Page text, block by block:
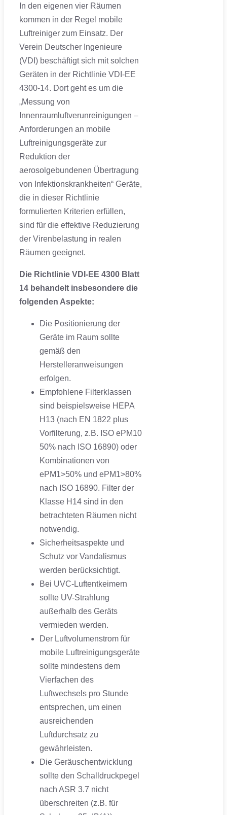
In den eigenen vier Räumen
kommen in der Regel mobile
Luftreiniger zum Einsatz. Der
Verein Deutscher Ingenieure
(VDI) beschäftigt sich mit solchen
Geräten in der Richtlinie VDI-EE
4300-14. Dort geht es um die
„Messung von
Innenraumluftverunreinigungen –
Anforderungen an mobile
Luftreinigungsgeräte zur
Reduktion der
aerosolgebundenen Übertragung
von Infektionskrankheiten“ Geräte,
die in dieser Richtlinie
formulierten Kriterien erfüllen,
sind für die effektive Reduzierung
der Virenbelastung in realen
Räumen geeignet.
Die Richtlinie VDI-EE 4300 Blatt
14 behandelt insbesondere die
folgenden Aspekte:
Die Positionierung der
Geräte im Raum sollte
gemäß den
Herstelleranweisungen
erfolgen.
Empfohlene Filterklassen
sind beispielsweise HEPA
H13 (nach EN 1822 plus
Vorfilterung, z.B. ISO ePM10
50% nach ISO 16890) oder
Kombinationen von
ePM1>50% und ePM1>80%
nach ISO 16890. Filter der
Klasse H14 sind in den
betrachteten Räumen nicht
notwendig.
Sicherheitsaspekte und
Schutz vor Vandalismus
werden berücksichtigt.
Bei UVC-Luftentkeimern
sollte UV-Strahlung
außerhalb des Geräts
vermieden werden.
Der Luftvolumenstrom für
mobile Luftreinigungsgeräte
sollte mindestens dem
Vierfachen des
Luftwechsels pro Stunde
entsprechen, um einen
ausreichenden
Luftdurchsatz zu
gewährleisten.
Die Geräuschentwicklung
sollte den Schalldruckpegel
nach ASR 3.7 nicht
überschreiten (z.B. für